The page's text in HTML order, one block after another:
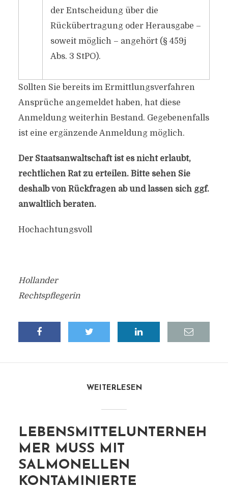
der Entscheidung über die
Rückübertragung oder Herausgabe –
soweit möglich – angehört (§ 459j
Abs. 3 StPO).
Sollten Sie bereits im Ermittlungsverfahren
Ansprüche angemeldet haben, hat diese
Anmeldung weiterhin Bestand. Gegebenenfalls
ist eine ergänzende Anmeldung möglich.
Der Staatsanwaltschaft ist es nicht erlaubt,
rechtlichen Rat zu erteilen. Bitte sehen Sie
deshalb von Rückfragen ab und lassen sich ggf.
anwaltlich beraten.
Hochachtungsvoll
Hollander
Rechtspflegerin
WEITERLESEN
LEBENSMITTELUNTERNEH
MER MUSS MIT
SALMONELLEN
KONTAMINIERTE